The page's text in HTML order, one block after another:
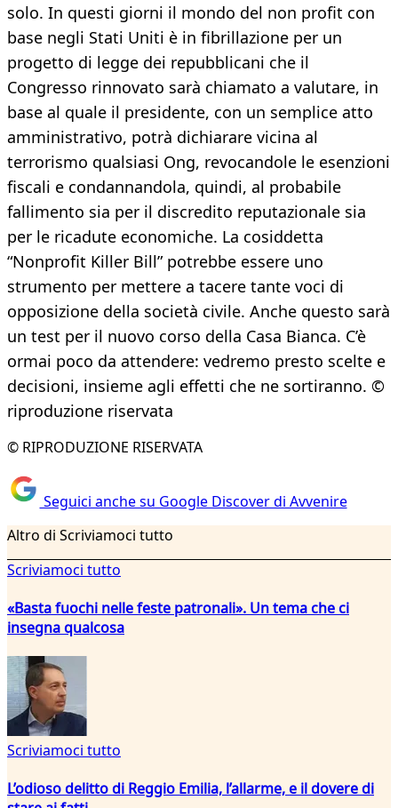
solo. In questi giorni il mondo del non profit con
base negli Stati Uniti è in fibrillazione per un
progetto di legge dei repubblicani che il
Congresso rinnovato sarà chiamato a valutare, in
base al quale il presidente, con un semplice atto
amministrativo, potrà dichiarare vicina al
terrorismo qualsiasi Ong, revocandole le esenzioni
fiscali e condannandola, quindi, al probabile
fallimento sia per il discredito reputazionale sia
per le ricadute economiche. La cosiddetta
“Nonprofit Killer Bill” potrebbe essere uno
strumento per mettere a tacere tante voci di
opposizione della società civile. Anche questo sarà
un test per il nuovo corso della Casa Bianca. C’è
ormai poco da attendere: vedremo presto scelte e
decisioni, insieme agli effetti che ne sortiranno. ©
riproduzione riservata
© RIPRODUZIONE RISERVATA
Seguici anche su Google Discover di Avvenire
Altro di Scriviamoci tutto
Scriviamoci tutto
«Basta fuochi nelle feste patronali». Un tema che ci
insegna qualcosa
Scriviamoci tutto
L’odioso delitto di Reggio Emilia, l’allarme, e il dovere di